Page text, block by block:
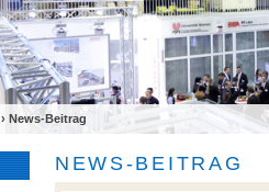
› News-Beitrag
NEWS-BEITRAG